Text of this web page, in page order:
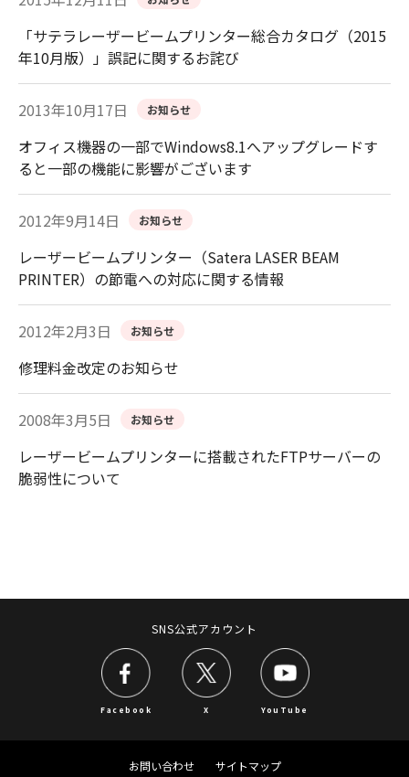
「サテラレーザービームプリンター総合カタログ（2015
年10月版）」誤記に関するお詫び
2013年10月17日 お知らせ
オフィス機器の一部でWindows8.1へアップグレードす
ると一部の機能に影響がございます
2012年9月14日 お知らせ
レーザービームプリンター（Satera LASER BEAM
PRINTER）の節電への対応に関する情報
2012年2月3日 お知らせ
修理料金改定のお知らせ
2008年3月5日 お知らせ
レーザービームプリンターに搭載されたFTPサーバーの
脆弱性について
SNS公式アカウント
Facebook X YouTube
お問い合わせ サイトマップ